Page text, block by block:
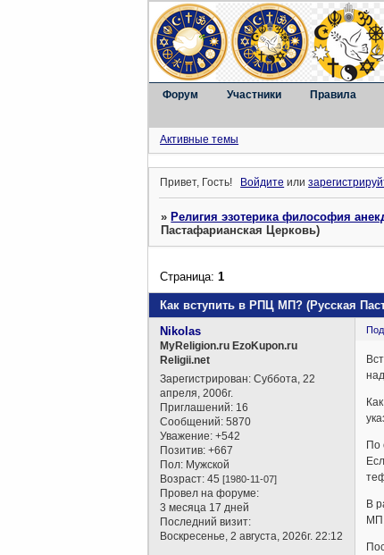
Форум Участники Правила
Активные темы
Привет, Гость! Войдите или
»Религия эзотерика философия
Пастафарианская Церковь)
Как вступить в РПЦ МП? (Русская
Страница:1
Nikolas
MyReligion.ru EzoKupon.ru
Religii.net
Зарегистрирован: Суббота, 22
апреля, 2006г.
Приглашений: 16
Сообщений: 5870
Уважение: +542
Позитив: +667
Пол: Мужской
Возраст: 45[1980-11-07]
Провел на форуме:
3 месяца 17 дней
Последний визит:
Воскресенье, 2 августа, 2026г. 22:12
По
В